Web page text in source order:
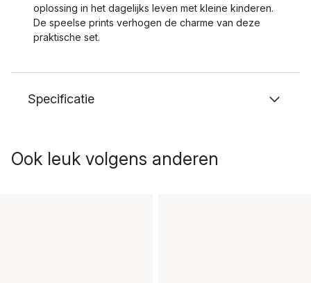
oplossing in het dagelijks leven met kleine kinderen.
De speelse prints verhogen de charme van deze
praktische set.
Specificatie
Ook leuk volgens anderen